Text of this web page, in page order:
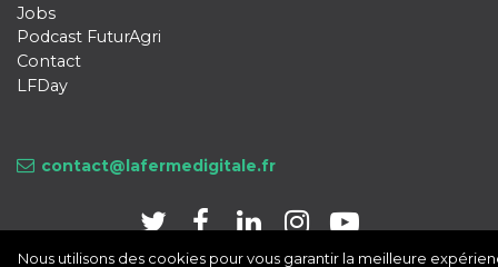
Jobs
Podcast FuturAgri
Contact
LFDay
contact@lafermedigitale.fr
Nous utilisons des cookies pour vous garantir la meilleure